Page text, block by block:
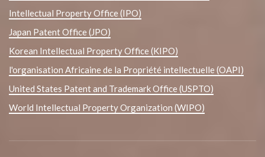
Intellectual Property Office (IPO)
Japan Patent Office (JPO)
Korean Intellectual Property Office (KIPO)
l'organisation Africaine de la Propriété intellectuelle (OAPI)
United States Patent and Trademark Office (USPTO)
World Intellectual Property Organization (WIPO)